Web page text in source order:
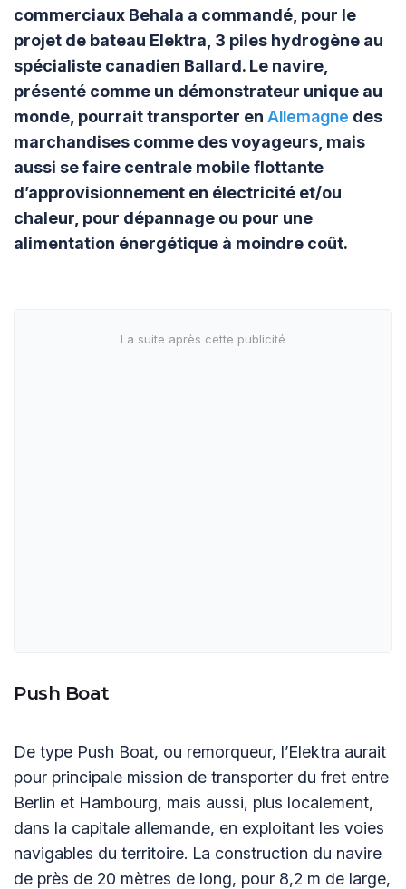
commerciaux Behala a commandé, pour le
projet de bateau Elektra, 3 piles hydrogène au
spécialiste canadien Ballard. Le navire,
présenté comme un démonstrateur unique au
monde, pourrait transporter en Allemagne des
marchandises comme des voyageurs, mais
aussi se faire centrale mobile flottante
d’approvisionnement en électricité et/ou
chaleur, pour dépannage ou pour une
alimentation énergétique à moindre coût.
Push Boat
De type Push Boat, ou remorqueur, l’Elektra aurait
pour principale mission de transporter du fret entre
Berlin et Hambourg, mais aussi, plus localement,
dans la capitale allemande, en exploitant les voies
navigables du territoire. La construction du navire
de près de 20 mètres de long, pour 8,2 m de large,